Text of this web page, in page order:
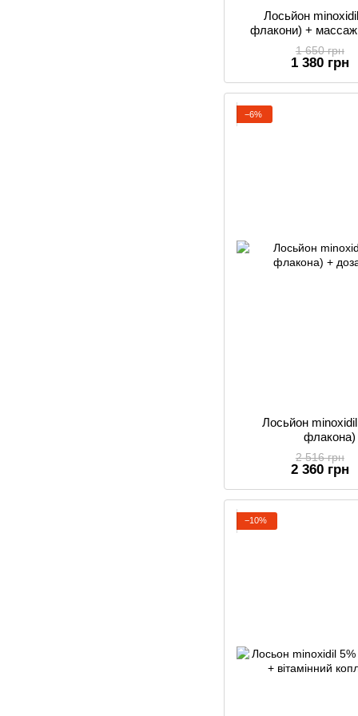
Лосьйон
флакони) +
1 650 грн
1 380 грн
−6%
Лосьйон
флакона)
2 516 грн
2 360 грн
−10%